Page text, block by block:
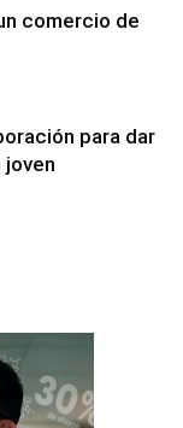
comercio de
para dar
joven